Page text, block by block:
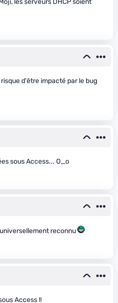
d'être impacté par le bug
sous Access... O_o
reconnu
Access !!